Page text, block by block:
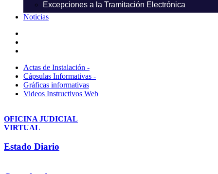
Excepciones a la Tramitación Electrónica
Noticias
Actas de Instalación -
Cápsulas Informativas -
Gráficas informativas
Videos Instructivos Web
OFICINA JUDICIAL
VIRTUAL
Estado Diario